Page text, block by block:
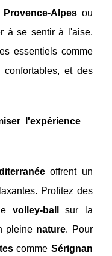
Provence-Alpes ou
à se sentir à l'aise.
essentiels comme
et des
l'expérience
offrent un
Profitez des
volley-ball
sur la
pleine nature. Pour
comme Sérignan